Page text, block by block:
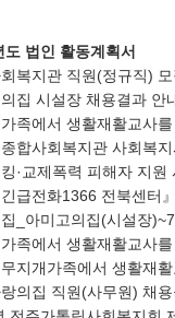
도 법인 활동계획서
복지관 직원(정규직) 모
집 시설장 채용결과 안
족에서 생활재활교사를
합사회복지관 사회복
킹·교제폭력 피해자 지
긴급전화1366 전북센터
_아미고의집(시설장
족에서 생활재활교사를
지개가족에서 생활재
의집 직원(사무원) 채